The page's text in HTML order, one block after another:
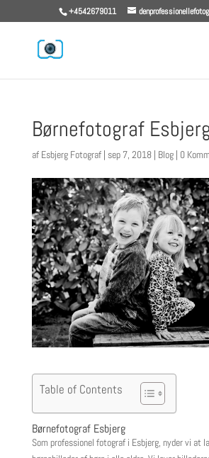
+4542679011
Børnefotograf Esbjerg
af Esbjerg Fotograf| sep 7, 2018| Blog| 0
Table of Contents
Børnefotograf Esbjerg
Som professionel fotograf i Esbjerg, nyder vi at